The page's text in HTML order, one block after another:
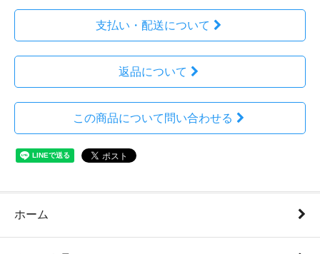
支払い・配送について
返品について
この商品について問い合わせる
ホーム